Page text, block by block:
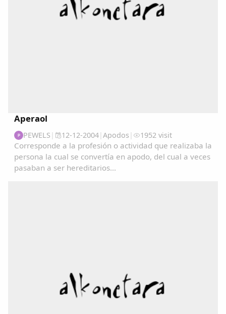
Aperaol
P PEWELS | 12-12-2004| Apodos | 1952 visit
Corresponde a la profesión o actividad que realizaba la
persona la cual se convertía en apodo, del cual a veces
pasaban a ser hereditarios...